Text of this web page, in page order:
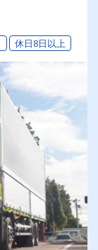
休日8日以上